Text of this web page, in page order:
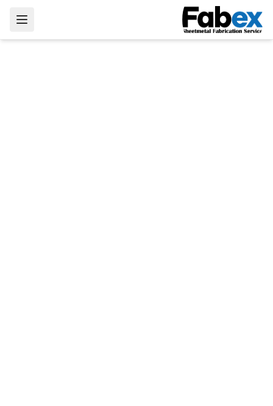
Skip to main content